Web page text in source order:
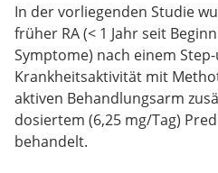
In der vorliegenden Studie
früher RA (< 1 Jahr seit
Symptome) nach einem
Krankheitsaktivität mit
aktiven Behandlungsarm
dosiertem (6,25 mg/Tag)
behandelt.